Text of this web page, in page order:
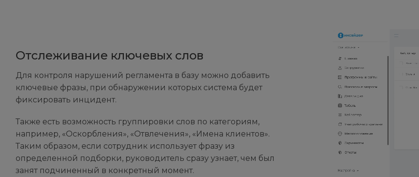
Отслеживание ключевых слов
Для контроля нарушений регламента в базу можно добавить
ключевые фразы, при обнаружении которых система будет
фиксировать инцидент.
Также есть возможность группировки слов по категориям,
например, «Оскорбления», «Отвлечения», «Имена клиентов».
Таким образом, если сотрудник использует фразу из
определенной подборки, руководитель сразу узнает, чем был
занят подчиненный в конкретный момент.